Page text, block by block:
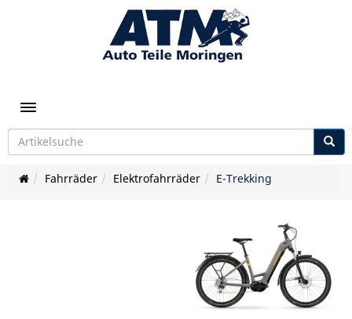
Toggle navigation
Fahrräder Elektrofahrräder E-Trekking